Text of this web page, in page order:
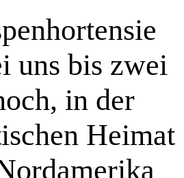
uns bis zwei
in der
Heimat